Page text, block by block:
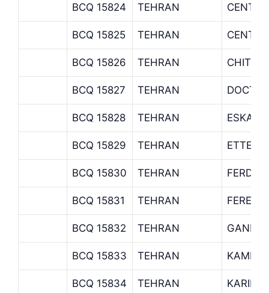
BCQ 15824 TEHRAN
BCQ 15825 TEHRAN
BCQ 15826 TEHRAN
BCQ 15827 TEHRAN
BCQ 15828 TEHRAN
BCQ 15829 TEHRAN
BCQ 15830 TEHRAN
BCQ 15831 TEHRAN
BCQ 15832 TEHRAN GANDI
BCQ 15833 TEHRAN
BCQ 15834 TEHRAN